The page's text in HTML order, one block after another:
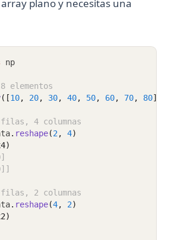
plano y necesitas una
np
elementos
([10, 20, 30, 40, 50, 60, 70, 80])
4 columnas
. reshape(2 , 4)
2 columnas
. reshape(4, 2)